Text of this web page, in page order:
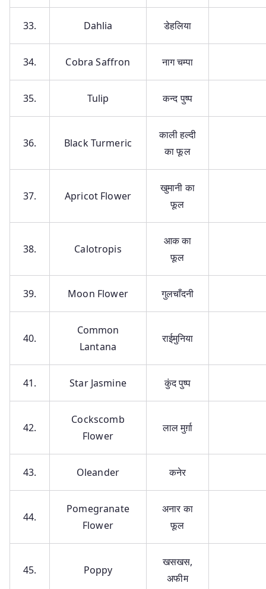
33. Dahlia डेहलिया
34. Cobra Saffron नाग चम्पा
35. Tulip कन्द पुष्प
36. Black Turmeric
काली हल्दी
का फूल
37. Apricot Flower
खुमानी का
फूल
38. Calotropis
आक का
फूल
39. Moon Flower गुलचाँदनी
40.
Common
Lantana
राईमुनिया
41. Star Jasmine कुंद पुष्प
42.
Cockscomb
Flower
लाल मुर्ग़ा
43. Oleander कनेर
44.
Pomegranate
Flower
अनार का
फूल
45. Poppy
खसखस,
अफीम